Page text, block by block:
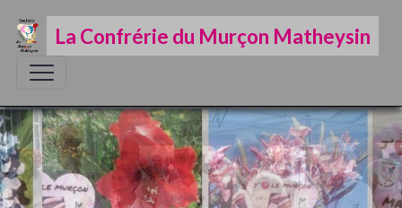
La Confrérie du Murçon Matheysin